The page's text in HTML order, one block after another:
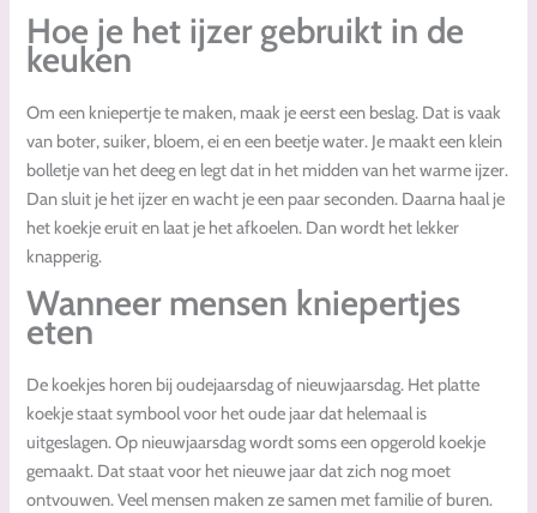
Hoe je het ijzer gebruikt in de
keuken
Om een kniepertje te maken, maak je eerst een beslag. Dat is vaak
van boter, suiker, bloem, ei en een beetje water. Je maakt een klein
bolletje van het deeg en legt dat in het midden van het warme ijzer.
Dan sluit je het ijzer en wacht je een paar seconden. Daarna haal je
het koekje eruit en laat je het afkoelen. Dan wordt het lekker
knapperig.
Wanneer mensen kniepertjes
eten
De koekjes horen bij oudejaarsdag of nieuwjaarsdag. Het platte
koekje staat symbool voor het oude jaar dat helemaal is
uitgeslagen. Op nieuwjaarsdag wordt soms een opgerold koekje
gemaakt. Dat staat voor het nieuwe jaar dat zich nog moet
ontvouwen. Veel mensen maken ze samen met familie of buren.